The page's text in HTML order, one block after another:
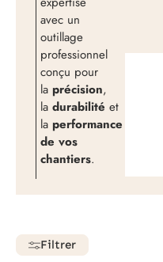
avec un
outillage
professionnel
conçu pour
la précision,
la durabilité et
la performance
de vos
chantiers.
Filtrer